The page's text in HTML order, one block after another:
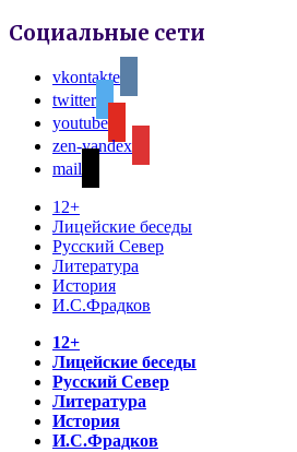
Социальные сети
vkontakte
twitter
youtube
zen-yandex
mail
12+
Лицейские беседы
Русский Север
Литература
История
И.С.Фрадков
12+
Лицейские беседы
Русский Север
Литература
История
И.С.Фрадков